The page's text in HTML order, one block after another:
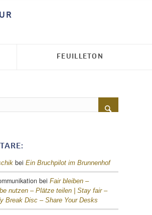
FEUILLETON
bei Ein Bruchpilot im Brunnenhof
bei Fair bleiben –
nutzen – Plätze teilen | Stay fair –
Break Disc – Share Your Desks